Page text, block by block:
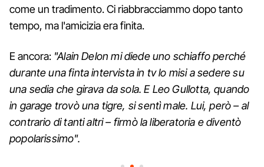
come un tradimento. Ci riabbracciammo dopo tanto
tempo, ma l'amicizia era finita.
E ancora: "Alain Delon mi diede uno schiaffo perché
durante una finta intervista in tv lo misi a sedere su
una sedia che girava da sola. E Leo Gullotta, quando
in garage trovò una tigre, si sentì male. Lui, però – al
contrario di tanti altri – firmò la liberatoria e diventò
popolarissimo".